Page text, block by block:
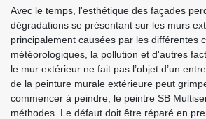
Avec le temps, l'esthétique des façades
dégradations se présentant sur les murs
principalement causées par les différentes
météorologiques, la pollution et d'autres
le mur extérieur ne fait pas l’objet d’un
de la peinture murale extérieure peut
commencer à peindre, le peintre SB
méthodes. Le défaut doit être réparé en